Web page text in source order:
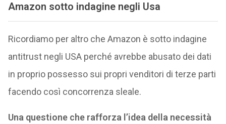
Amazon sotto indagine negli Usa
Ricordiamo per altro che Amazon è sotto indagine
antitrust negli USA perché avrebbe abusato dei dati
in proprio possesso sui propri venditori di terze parti
facendo così concorrenza sleale.
Una questione che rafforza l’idea della necessità